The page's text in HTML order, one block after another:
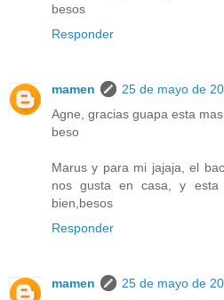
besos
Responder
mamen
25 de mayo de
Agne, gracias guapa esta
beso
Marus y para mi jajaja, el
nos gusta en casa, y
bien,besos
Responder
mamen
25 de mayo de